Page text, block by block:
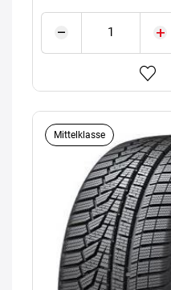
Mittelklasse